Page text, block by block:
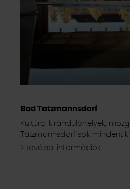
Bad Tatzmannsdorf
Kultúra, kirándulóhelyek,
Tatzmannsdorf sok mindent
> további információk